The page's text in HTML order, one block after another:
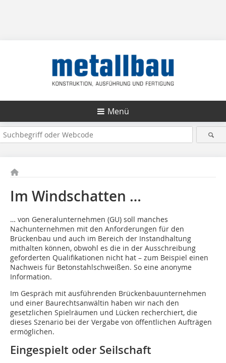
Menü
Im Windschatten …
… von Generalunternehmen (GU) soll manches
Nachunternehmen mit den Anforderungen für den
Brückenbau und auch im Bereich der Instandhaltung
mithalten können, obwohl es die in der Ausschreibung
geforderten Qualifikationen nicht hat – zum Beispiel einen
Nachweis für Betonstahlschweißen. So eine anonyme
Information.
Im Gespräch mit ausführenden Brückenbauunternehmen
und einer Baurechtsanwältin haben wir nach den
gesetzlichen Spielräumen und Lücken recherchiert, die
dieses Szenario bei der Vergabe von öffentlichen Aufträgen
ermöglichen.
Eingespielt oder Seilschaft